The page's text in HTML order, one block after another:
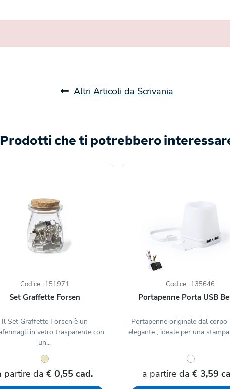
Altri Articoli da Scrivania
Prodotti che ti potrebbero
Codice : 151971
Set Graffette Forsen
Il Set Graffette Forsen è un
in vetro trasparente con
un...
partire da € 0,55 cad.
Codice : 135646
Portapenne Porta USB
Portapenne originale dal corpo
elegante , ideale per una
a partire da € 3,59